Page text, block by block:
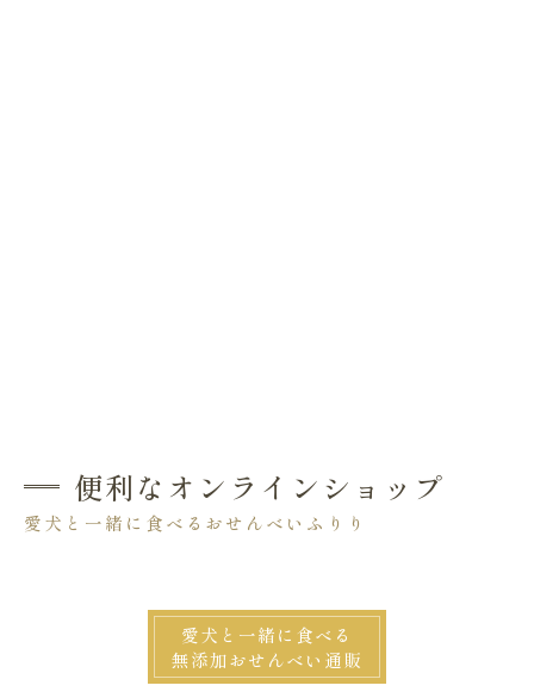
便利なオンラインショップ
愛犬と一緒に食べるおせんべいふりり
愛犬と一緒に食べる
無添加おせんべい通販